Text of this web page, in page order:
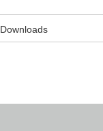
Downloads